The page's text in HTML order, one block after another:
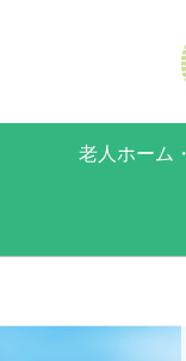
老人ホーム